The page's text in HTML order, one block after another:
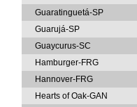
Guaratinguetá-SP
Guarujá-SP
Guaycurus-SC
Hamburger-FRG
Hannover-FRG
Hearts of Oak-GAN